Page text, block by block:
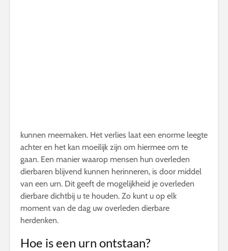
kunnen meemaken. Het verlies laat een enorme leegte
achter en het kan moeilijk zijn om hiermee om te
gaan. Een manier waarop mensen hun overleden
dierbaren blijvend kunnen herinneren, is door middel
van een urn. Dit geeft de mogelijkheid je overleden
dierbare dichtbij u te houden. Zo kunt u op elk
moment van de dag uw overleden dierbare
herdenken.
Hoe is een urn ontstaan?